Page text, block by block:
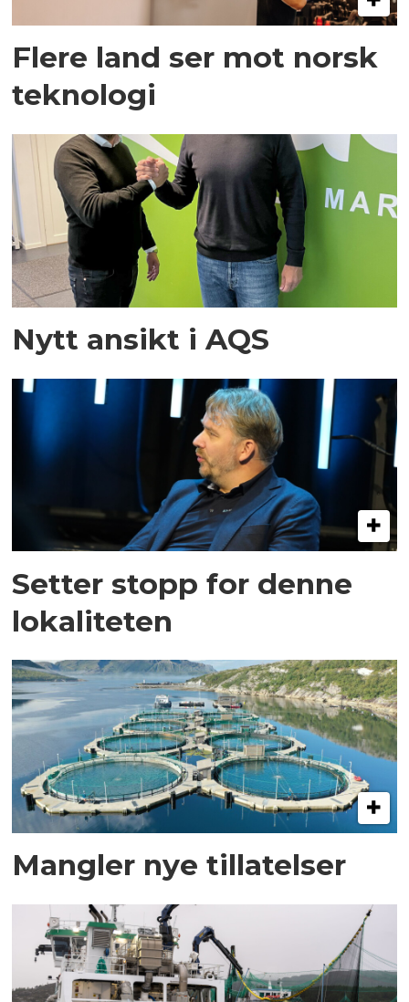
Flere land ser mot norsk
teknologi
Nytt ansikt i AQS
Setter stopp for denne
lokaliteten
Mangler nye tillatelser